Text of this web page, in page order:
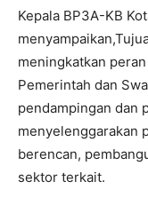
Kepala BP3A-KB
meningkatkan
Pemerintah dan
pendampingan dan
menyelenggarakan
berencan,
sektor terkait.